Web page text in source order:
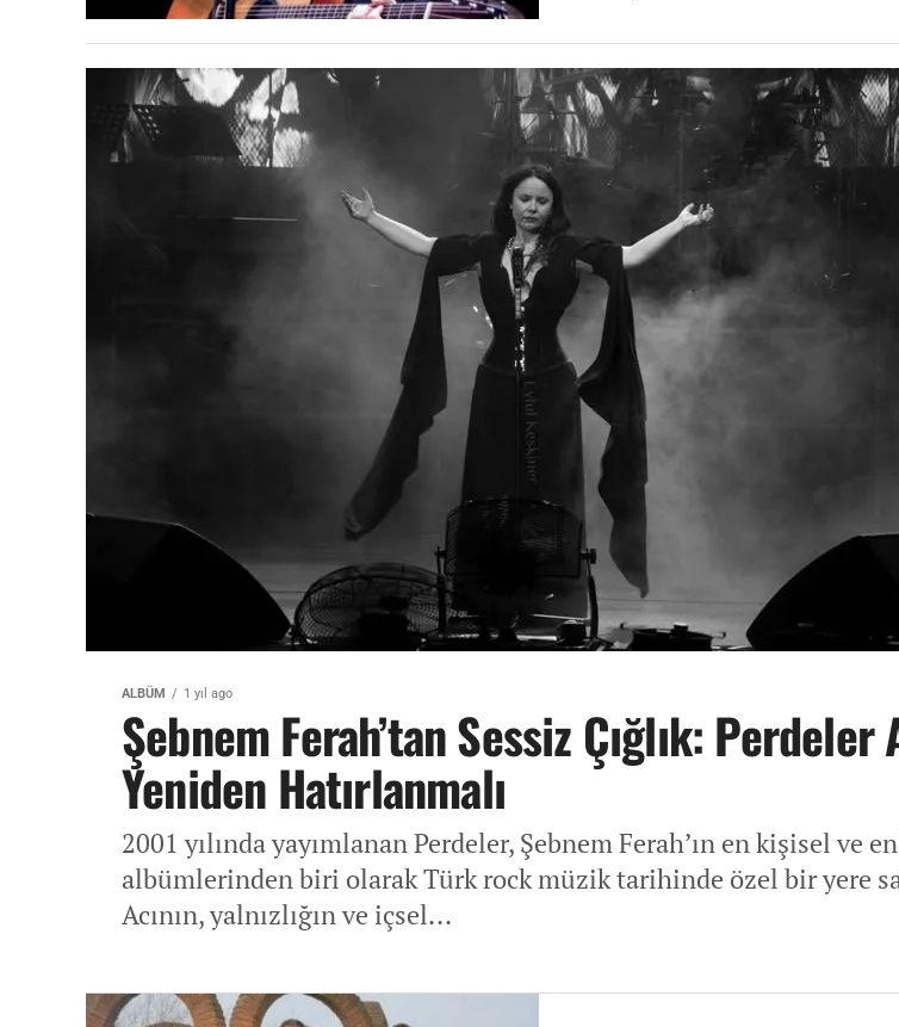
ALBÜM 1 yıl ago
Şebnem Ferah’tan Sessiz Çığlık: Perdeler
Yeniden Hatırlanmalı
2001 yılında yayımlanan Perdeler, Şebnem Ferah’ın en kişisel ve
albümlerinden biri olarak Türk rock müzik tarihinde özel bir yere
Acının, yalnızlığın ve içsel...